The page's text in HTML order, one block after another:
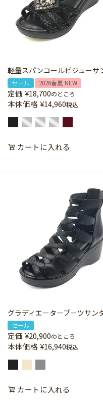
軽量スパンコールビジューサ
セール 2026春夏 NEW
定価 ¥18,700のところ
本体価格 ¥14,960税込
カートに入れる
グラディエーターブーツサン
セール
定価 ¥20,900のところ
本体価格 ¥16,940税込
カートに入れる